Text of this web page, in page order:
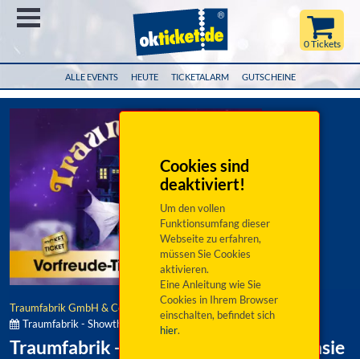
ALLE EVENTS HEUTE TICKETALARM GUTSCHEINE
0 Tickets
Cookies sind
deaktiviert!
Um den vollen
Funktionsumfang dieser
Webseite zu erfahren,
müssen Sie Cookies
aktivieren.
Eine Anleitung wie Sie
Cookies in Ihrem Browser
einschalten, befindet sich
hier.
Traumfabrik GmbH & Co. KG
Traumfabrik - Showtheater der Phantasie:
Traumfabrik - Showtheater der Phantasie